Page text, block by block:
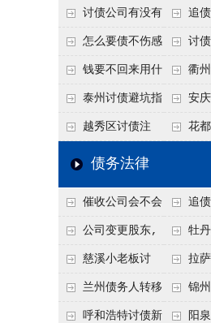
讨债公司有没有
行业协会？正规机构
的行业自律和认证
追
有哪些
怎么要债不伤感
情？
讨
据
钱要不回来用什
么方法要回来
衢
么？
键细节
泰州讨债避坑指
南：2026年这2个细
节不注意，钱很难要
安
在没钱
越秀区讨债注
意！没有借条只有微
把钱要回来
花
节点”催
债务法律
催收公司会不会
给欠款人发律师函？
正规机构的函件服务
追
回呢？
招选择！
公司变更股东,
变更前的债权债务谁
承担
牡
搞定：
案追债
出户
慈溪小老板讨
债，2026年这2个本
地行业协会出面，比
拉
对方在
上，
兰州债务人转移
财产后申请破产，20
锦
懂这1条
呼和浩特讨债新 阳